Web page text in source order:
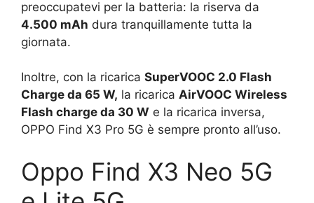
preoccupatevi per la batteria: la riserva da
4.500 mAh dura tranquillamente tutta la
giornata.
Inoltre, con la ricarica SuperVOOC 2.0 Flash
Charge da 65 W, la ricarica AirVOOC Wireless
Flash charge da 30 W e la ricarica inversa,
OPPO Find X3 Pro 5G è sempre pronto all’uso.
Oppo Find X3 Neo 5G